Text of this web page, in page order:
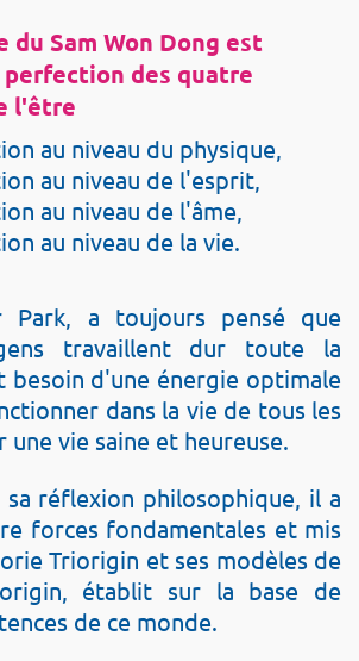
du Sam Won Dong est
des quatre
l'être
au niveau du physique,
au niveau de l'esprit,
au niveau de l'âme,
au niveau de la vie.
Park, a toujours pensé que
travaillent dur toute la
besoin d'une énergie optimale
dans la vie de tous les
une vie saine et heureuse.
sa réflexion philosophique, il a
forces fondamentales et mis
Triorigin et ses modèles de
établit sur la base de
de ce monde.